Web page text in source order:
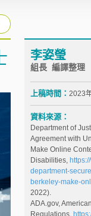
李姿瑩
組長 編譯整理
上稿時間： 2023
資料來源：
Department of
Agreement with
Make Online
Disabilities,
department-
berkeley-make-
2022).
ADA.gov,
Regulations,